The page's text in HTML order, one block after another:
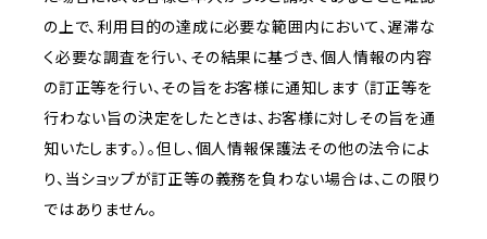
の上で、利用目的の達成に必要な範囲内において、遅滞な
く必要な調査を行い、その結果に基づき、個人情報の内容
の訂正等を行い、その旨をお客様に通知します（訂正等を
行わない旨の決定をしたときは、お客様に対しその旨を通
知いたします。）。但し、個人情報保護法その他の法令によ
り、当ショップが訂正等の義務を負わない場合は、この限り
ではありません。